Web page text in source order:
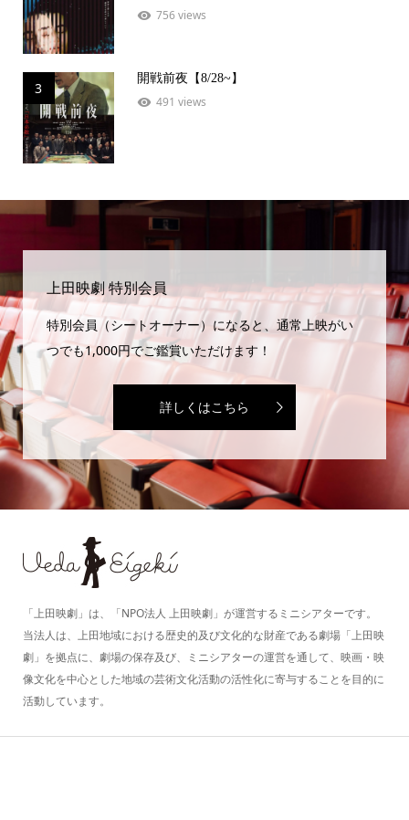
756 views
3
開戦前夜【8/28~】
491 views
上田映劇 特別会員
特別会員（シートオーナー）になると、通常上映がい
つでも1,000円でご鑑賞いただけます！
詳しくはこちら
「上田映劇」は、「NPO法人 上田映劇」が運営するミニシアターです。
当法人は、上田地域における歴史的及び文化的な財産である劇場「上田映
劇」を拠点に、劇場の保存及び、ミニシアターの運営を通して、映画・映
像文化を中心とした地域の芸術文化活動の活性化に寄与することを目的に
活動しています。